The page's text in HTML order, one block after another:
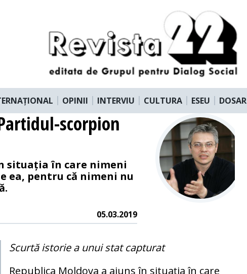
OPINII INTERVIU CULTURA ESEU DOSAR
scorpion
situația în care nimeni
ea, pentru că nimeni nu
05.03.2019
Scurtă istorie a unui stat capturat
Republica Moldova a ajuns în situația în care